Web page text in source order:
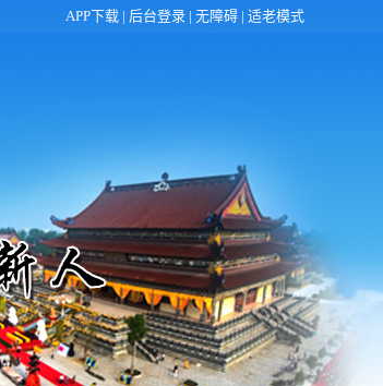
APP下载 | 后台登录 | 无障碍 | 适老模式